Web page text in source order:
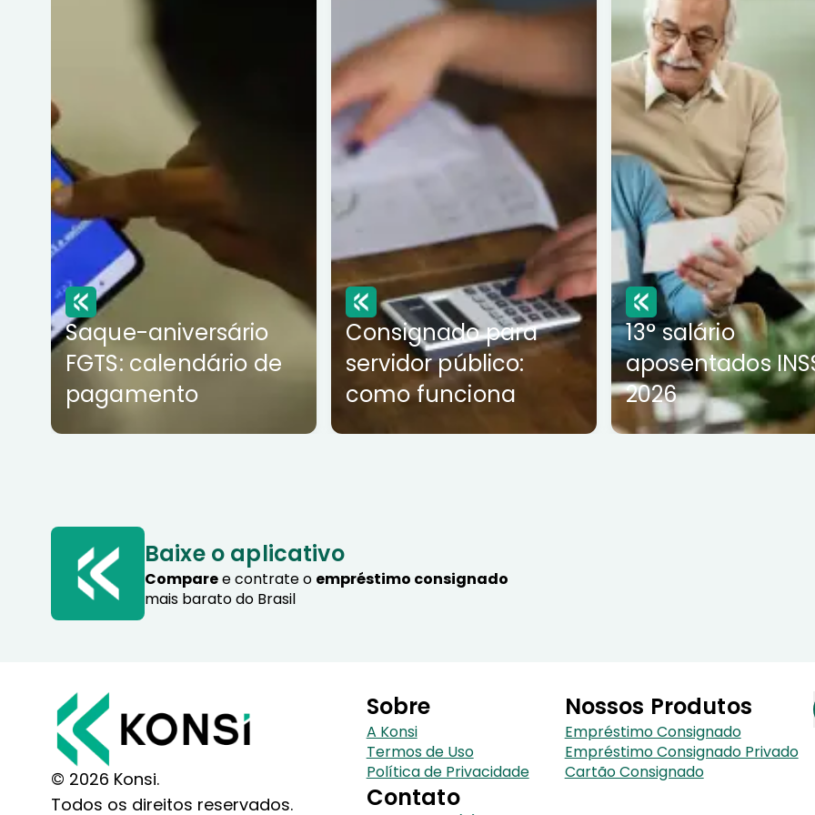
Saque-aniversário
FGTS: calendário de
pagamento
Consignado para
servidor público:
como funciona
13° salário
aposentados
2026
Baixe o aplicativo
Comparee contrate o empréstimo consignado
mais barato do Brasil
© 2026 Konsi.
Todos os direitos reservados.
Sobre
A Konsi
Termos de Uso
Política de Privacidade
Contato
Nossos Produtos
Empréstimo Consignado
Empréstimo Consignado Privado
Cartão Consignado